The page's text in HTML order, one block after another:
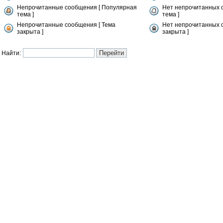
Непрочитанные сообщения [ Популярная
тема ]
Нет непрочитанных
тема ]
Непрочитанные сообщения [ Тема
закрыта ]
Нет непрочитанных
закрыта ]
Найти: